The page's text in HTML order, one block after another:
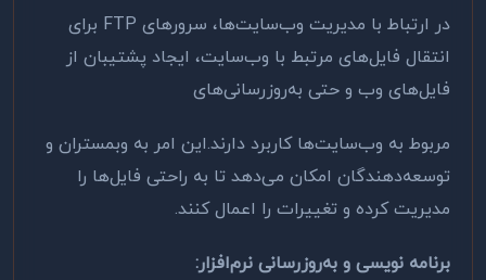
در ارتباط با مدیریت وب‌سایت‌ها، سرورهای FTP برای
انتقال فایل‌های مرتبط با وب‌سایت، ایجاد پشتیبان از
فایل‌های وب و حتی به‌روزرسانی‌های
مربوط به وب‌سایت‌ها کاربرد دارند.این امر به وبمستران و
توسعه‌دهندگان امکان می‌دهد تا به راحتی فایل‌ها را
مدیریت کرده و تغییرات را اعمال کنند.
برنامه‌ نویسی و به‌روزرسانی نرم‌افزار: